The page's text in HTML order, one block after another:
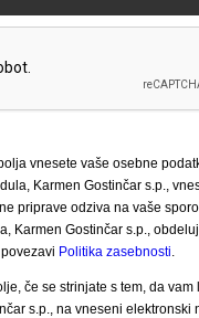
vnesete vaše osebne
Karmen Gostinčar s.p.,
priprave odziva na vaše
Karmen Gostinčar s.p.,
Politika zasebnosti
če se strinjate s tem, da vam
s.p., na vneseni elektronski